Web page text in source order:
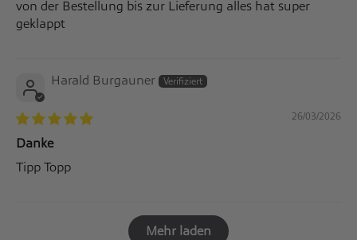
von der Bestellung bis zur Lieferung alles hat super
geklappt
Harald Burgauner
26/03/2026
Danke
Tipp Topp
Mehr laden